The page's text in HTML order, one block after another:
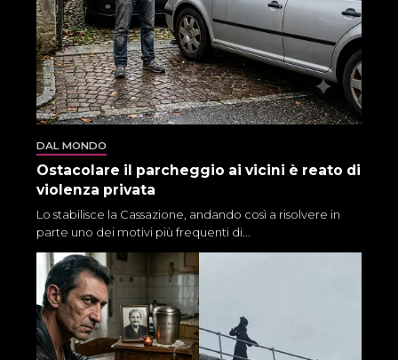
DAL MONDO
Ostacolare il parcheggio ai vicini è reato di
violenza privata
Lo stabilisce la Cassazione, andando così a risolvere in
parte uno dei motivi più frequenti di...